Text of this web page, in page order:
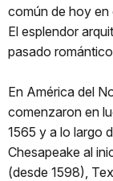
común de hoy en
El esplendor
pasado
En América del
comenzaron en
1565 y a lo largo
Chesapeake al
(desde 1598),